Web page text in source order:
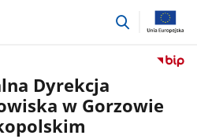
przejdź
Dyrekcja
w Gorzowie